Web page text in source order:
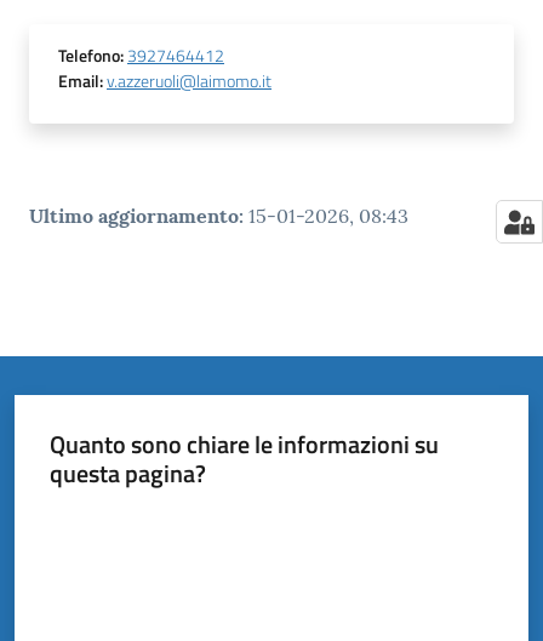
Telefono:3927464412
Email:v.azzeruoli@laimomo.it
Ultimo aggiornamento: 15-01-2026, 08:43
Quanto sono chiare le informazioni su
questa pagina?